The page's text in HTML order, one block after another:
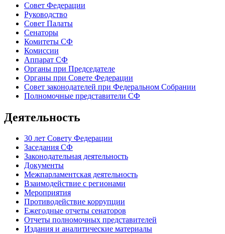
Совет Федерации
Руководство
Совет Палаты
Сенаторы
Комитеты СФ
Комиссии
Аппарат СФ
Органы при Председателе
Органы при Совете Федерации
Совет законодателей при Федеральном Собрании
Полномочные представители СФ
Деятельность
30 лет Совету Федерации
Заседания СФ
Законодательная деятельность
Документы
Межпарламентская деятельность
Взаимодействие с регионами
Мероприятия
Противодействие коррупции
Ежегодные отчеты сенаторов
Отчеты полномочных представителей
Издания и аналитические материалы